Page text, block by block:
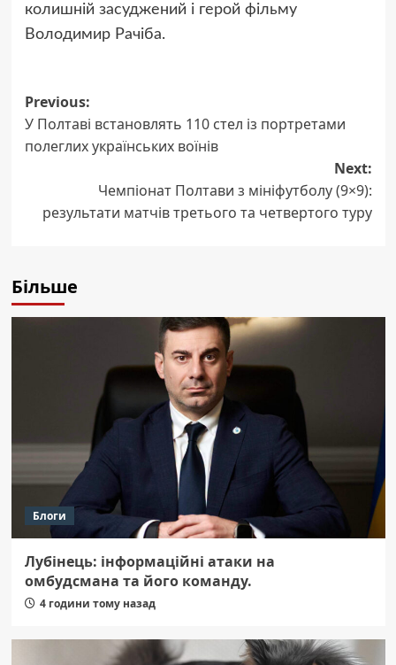
колишній засуджений і герой фільму
Володимир Рачіба.
Post
navigation
Previous:
У Полтаві встановлять 110 стел із портретами
полеглих українських воїнів
Next:
Чемпіонат Полтави з мініфутболу (9×9):
результати матчів третього та четвертого туру
Більше
Блоги
Лубінець: інформаційні атаки на
омбудсмана та його команду.
4 години тому назад